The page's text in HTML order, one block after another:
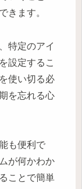
きます。
特定のアイ
設定するこ
使い切る必
を忘れる心
も便利で
が何かわか
ことで簡単